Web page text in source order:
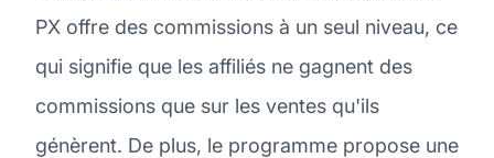
PX offre des commissions à un seul niveau, ce
qui signifie que les affiliés ne gagnent des
commissions que sur les ventes qu'ils
génèrent. De plus, le programme propose une